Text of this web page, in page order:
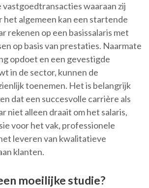
waaraan zij
het algemeen kan een startende
rekenen op een basissalaris met
op basis van prestaties. Naarmate
opdoet en een gevestigde
in de sector, kunnen de
toenemen. Het is belangrijk
dat een succesvolle carrière als
niet alleen draait om het salaris,
voor het vak, professionele
leveren van kwalitatieve
klanten.
moeilijke studie?